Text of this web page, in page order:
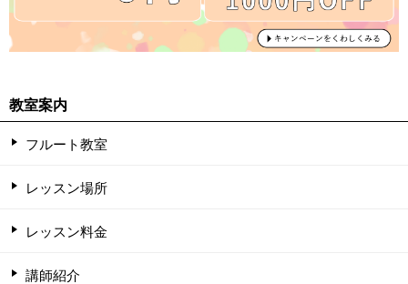
教室案内
フルート教室
レッスン場所
レッスン料金
講師紹介